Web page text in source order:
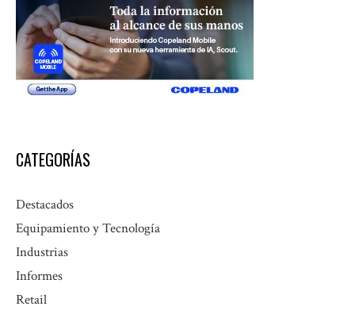
CATEGORÍAS
Destacados
Equipamiento y Tecnología
Industrias
Informes
Retail